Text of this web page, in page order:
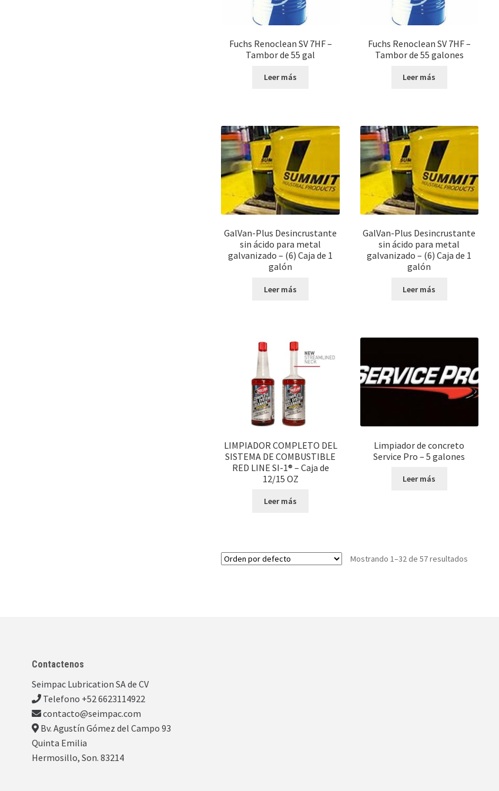
Fuchs Renoclean SV 7HF –
Tambor de 55 gal
Leer más
Fuchs Renoclean SV 7HF –
Tambor de 55 galones
Leer más
GalVan-Plus Desincrustante
sin ácido para metal
galvanizado – (6) Caja de 1
galón
Leer más
GalVan-Plus Desincrustante
sin ácido para metal
galvanizado – (6) Caja de 1
galón
Leer más
LIMPIADOR COMPLETO DEL
SISTEMA DE COMBUSTIBLE
RED LINE SI-1® – Caja de
12/15 OZ
Leer más
Limpiador de concreto
Service Pro – 5 galones
Leer más
Mostrando 1–32 de 57 resultados
Contactenos
Seimpac Lubrication SA de CV
Telefono +52 6623114922
contacto@seimpac.com
Bv. Agustín Gómez del Campo 93
Quinta Emilia
Hermosillo, Son. 83214